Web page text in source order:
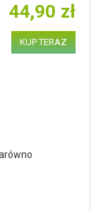
44,90 zł
KUP TERAZ